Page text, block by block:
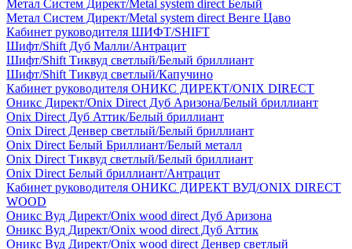
Метал Систем Директ/Metal system direct Белый
Метал Систем Директ/Metal system direct Венге Цаво
Кабинет руководителя ШИФТ/SHIFT
Шифт/Shift Дуб Малли/Антрацит
Шифт/Shift Тиквуд светлый/Белый бриллиант
Шифт/Shift Тиквуд светлый/Капучино
Кабинет руководителя ОНИКС ДИРЕКТ/ONIX DIRECT
Оникс Директ/Onix Direct Дуб Аризона/Белый бриллиант
Onix Direct Дуб Аттик/Белый бриллиант
Onix Direct Денвер светлый/Белый бриллиант
Onix Direct Белый Бриллиант/Белый металл
Onix Direct Тиквуд светлый/Белый бриллиант
Onix Direct Белый бриллиант/Антрацит
Кабинет руководителя ОНИКС ДИРЕКТ ВУД/ONIX DIRECT
WOOD
Оникс Вуд Директ/Onix wood direct Дуб Аризона
Оникс Вуд Директ/Onix wood direct Дуб Аттик
Оникс Вуд Директ/Onix wood direct Денвер светлый